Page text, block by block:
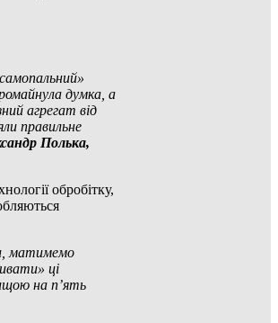
думка, а
агрегат від
правильне
Полька,
обробітку,
матимемо
ці
на п’ять